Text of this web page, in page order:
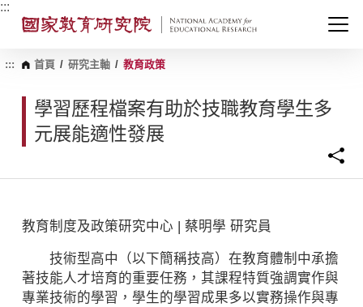
跳
內
:::
::: 首頁 / 研究主軸 / 教育政策
學習歷程檔案有助於技職教育學生多
元展能適性發展
教育制度及政策研究中心 | 蔡明學 研究員
技術型高中（以下簡稱技高）在教育體制中承擔
著技能人才培育的重要任務，其課程特質強調實作與
專業技術的學習，學生的學習成果多以實務操作與專